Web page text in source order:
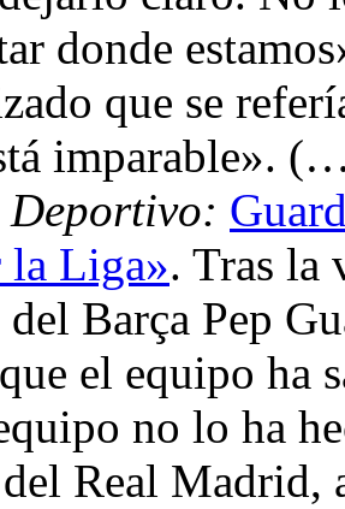
donde
que se
imparable».
Deportivo:
la Liga». Tras la
Barça Pep
el equipo ha
no lo ha
Real Madrid,